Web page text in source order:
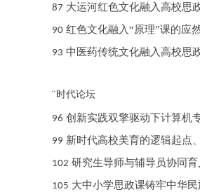
87 大运河红色文化融入高校思
90 红色文化融入“原理”课的
93 中医药传统文化融入高校思
¨ 时代论坛
96 创新实践双擎驱动下计算机
99 新时代高校美育的逻辑起点
102 研究生导师与辅导员协同
105 大中小学思政课铸牢中华